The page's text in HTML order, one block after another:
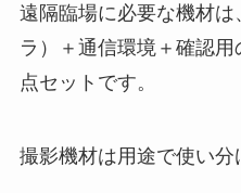
遠隔臨場に必要な機材
ラ）＋通信環境＋確認
点セットです。
撮影機材は用途で使い分